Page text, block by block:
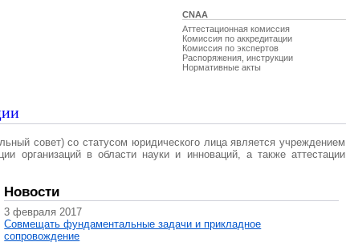
CNAA
Аттестационная комиссия
Комиссия по аккредитации
Комиссия по экспертов
Распоряжения, инструкции
Нормативные акты
совет) со статусом юридического лица является учреждением
организаций в области науки и инноваций, а также аттестации
Новости
3 февраля 2017
Совмещать фундаментальные задачи и прикладное
сопровождение